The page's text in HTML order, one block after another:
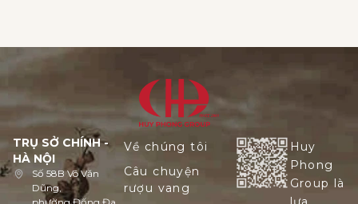
TRỤ SỞ CHÍNH -
HÀ NỘI
Số 58B Võ Văn
Dũng,
Về chúng tôi
Câu chuyện
rượu vang
Huy
Phong
Group là